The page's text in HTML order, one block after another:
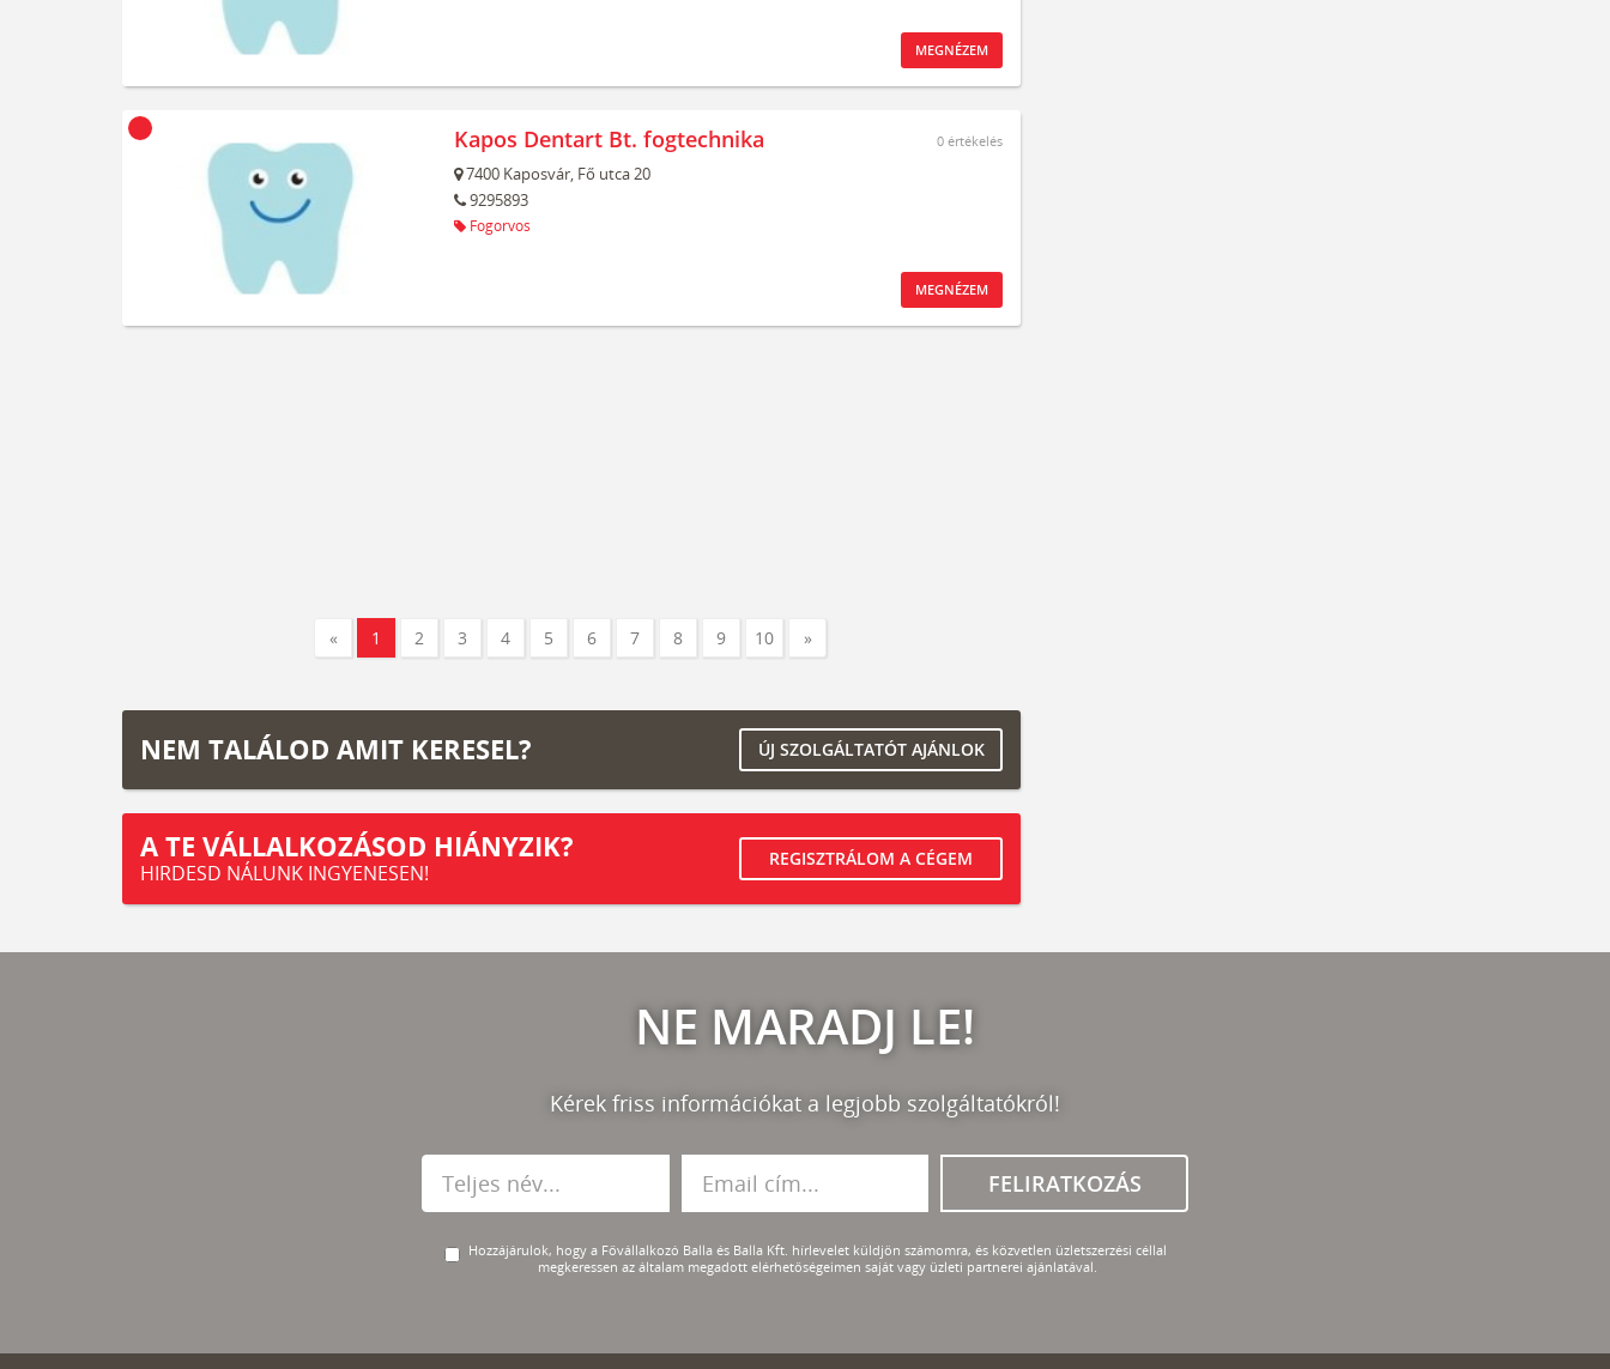
MEGNÉZEM
Kapos Dentart Bt. fogtechnika
7400 Kaposvár, Fő utca 20
9295893
Fogorvos
0 értékelés
MEGNÉZEM
« 1 2 3 4 5 6 7 8 9 10 »
NEM TALÁLOD AMIT KERESEL? ÚJ SZOLGÁLTATÓT AJÁNLOK
A TE VÁLLALKOZÁSOD HIÁNYZIK?
HIRDESD NÁLUNK INGYENESEN!
REGISZTRÁLOM A CÉGEM
NE MARADJ LE!
Kérek friss információkat a legjobb szolgáltatókról!
FELIRATKOZÁS
Hozzájárulok, hogy a Fővállalkozó Balla és Balla Kft. hírlevelet küldjön számomra, és közvetlen üzletszerzési céllal
megkeressen az általam megadott elérhetőségeimen saját vagy üzleti partnerei ajánlatával.